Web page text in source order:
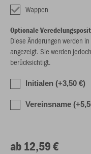
Wappen
Optionale
Diese Änderungen werden
angezeigt. Sie werden
berücksichtigt.
Initialen (+3,50 €)
Vereinsname
ab 12,59 €